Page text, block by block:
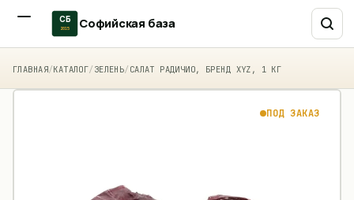
СБ
2015 Софийская база
ГЛАВНАЯ/КАТАЛОГ/ ЗЕЛЕНЬ/ САЛАТ РАДИЧИО, БРЕНД XYZ, 1 КГ
ПОД ЗАКАЗ